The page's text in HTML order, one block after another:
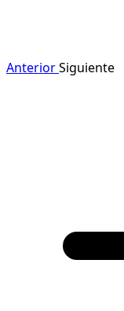
AnteriorSiguiente